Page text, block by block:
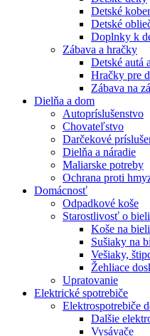
Detské
Detské
Doplnky k
Zábava a hračky
Detské autá
Hračky pre
Zábava na
Dielňa a dom
Autopríslušenstvo
Chovateľstvo
Darčekové
Dielňa a náradie
Maliarske potreby
Ochrana proti
Domácnosť
Odpadkové koše
Starostlivosť o
Koše na
Sušiaky na
Vešiaky,
Žehliace
Upratovanie
Elektrické spotrebiče
Elektrospotrebiče
Dalšie
Vysávače